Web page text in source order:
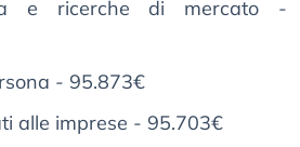
e ricerche di mercato -
- 95.873€
alle imprese - 95.703€